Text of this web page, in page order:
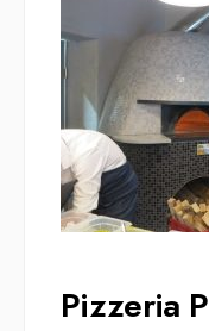
Pizzeria P